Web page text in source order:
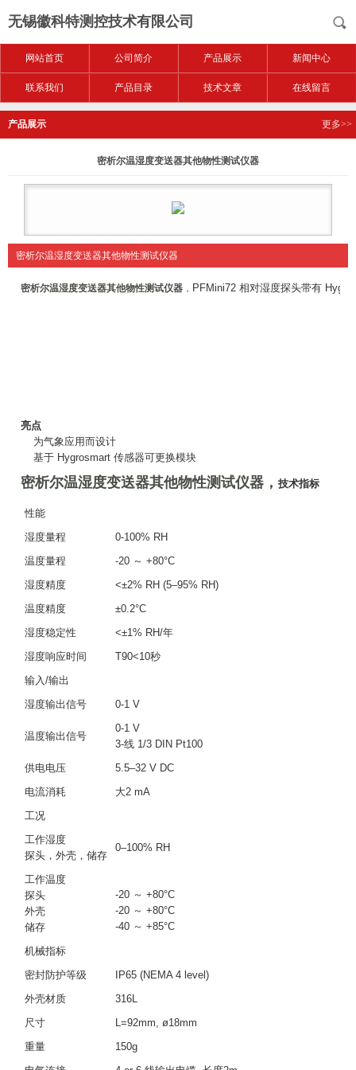
无锡徽科特测控技术有限公司
网站首页 公司简介 产品展示 新闻中心
联系我们 产品目录 技术文章 在线留言
产品展示 更多>>
密析尔温湿度变送器其他物性测试仪器
密析尔温湿度变送器其他物性测试仪器
密析尔温湿度变送器其他物性测试仪器 ， PFMini72 相对湿度探头带有
亮点
为气象应用而设计
基于 Hygrosmart 传感器可更换模块
密析尔温湿度变送器其他物性测试仪器， 技术指标
性能
湿度量程
0-100% RH
温度量程
-20 ～ +80°C
湿度精度
<±2% RH (5–95% RH)
温度精度
±0.2°C
湿度稳定性
<±1% RH/年
湿度响应时间
T90<10秒
输入/输出
湿度输出信号
0-1 V
温度输出信号
0-1 V
3-线 1/3 DIN Pt100
供电电压
5.5–32 V DC
电流消耗
大2 mA
工况
工作湿度
探头，外壳，储存
0–100% RH
工作温度
探头
外壳
储存
-20 ～ +80°C
-20 ～ +80°C
-40 ～ +85°C
机械指标
密封防护等级
IP65 (NEMA 4 level)
外壳材质
316L
尺寸
L=92mm, ø18mm
重量
150g